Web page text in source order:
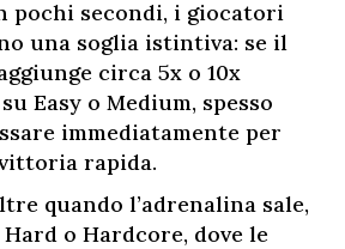
pochi secondi, i giocatori
una soglia istintiva: se il
circa 5x o 10x
Easy o Medium, spesso
immediatamente per
rapida.
quando l’adrenalina sale,
o Hardcore, dove le